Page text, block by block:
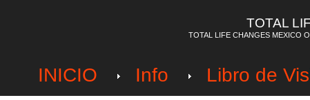
TOTAL
TOTAL LIFE CHANGES MEXICO
INICIO Info Libro de